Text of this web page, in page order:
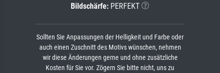
Bildschärfe: PERFEKT
Sollten Sie Anpassungen der Helligkeit und Farbe oder
auch einen Zuschnitt des Motivs wünschen, nehmen
wir diese Änderungen gerne und ohne zusätzliche
Kosten für Sie vor. Zögern Sie bitte nicht, uns zu